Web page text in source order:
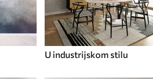
U industrijskom stilu